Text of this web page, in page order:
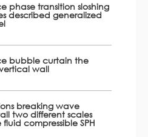
phase transition sloshing
described generalized
bubble curtain the
wall
breaking wave
two different scales
compressible SPH